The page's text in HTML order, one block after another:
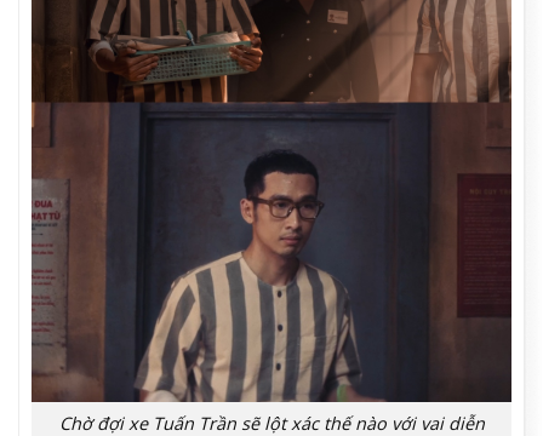
Chờ đợi xe Tuấn Trần sẽ lột xác thế nào với vai diễn